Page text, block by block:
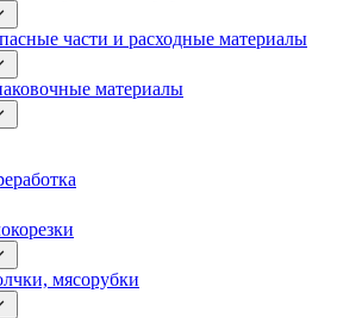
части и расходные материалы
материалы
мясорубки